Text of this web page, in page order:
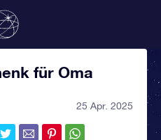
für Oma
25 Apr. 2025